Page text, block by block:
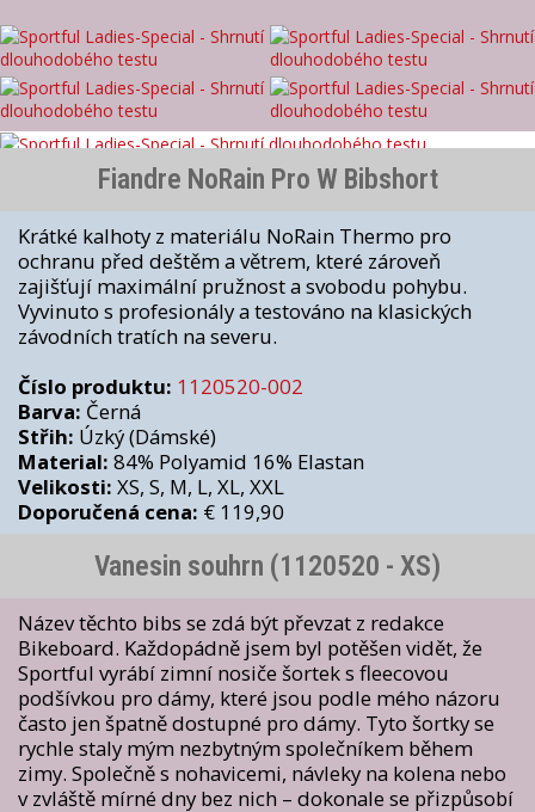
Fiandre NoRain Pro W Bibshort
Krátké kalhoty z materiálu NoRain Thermo pro
ochranu před deštěm a větrem, které zároveň
zajišťují maximální pružnost a svobodu pohybu.
Vyvinuto s profesionály a testováno na klasických
závodních tratích na severu.
Číslo produktu: 1120520-002
Barva: Černá
Střih: Úzký (Dámské)
Material: 84% Polyamid 16% Elastan
Velikosti: XS, S, M, L, XL, XXL
Doporučená cena: € 119,90
Vanesin souhrn (1120520 - XS)
Název těchto bibs se zdá být převzat z redakce
Bikeboard. Každopádně jsem byl potěšen vidět, že
Sportful vyrábí zimní nosiče šortek s fleecovou
podšívkou pro dámy, které jsou podle mého názoru
často jen špatně dostupné pro dámy. Tyto šortky se
rychle staly mým nezbytným společníkem během
zimy. Společně s nohavicemi, návleky na kolena nebo
v zvláště mírné dny bez nich – dokonale se přizpůsobí